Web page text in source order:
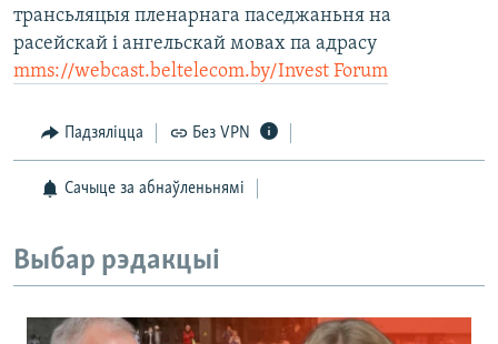
трансьляцыя пленарнага паседжаньня на
расейскай і ангельскай мовах па адрасу
mms://webcast.beltelecom.by/Invest Forum
Падзяліцца Без VPN
Сачыце за абнаўленьнямі
Выбар рэдакцыі